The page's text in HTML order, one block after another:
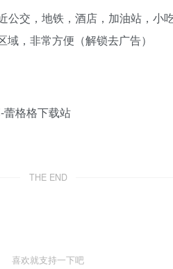
交，地铁，酒店，加油站，小
，非常方便（解锁去广告）
THE END
喜欢就支持一下吧